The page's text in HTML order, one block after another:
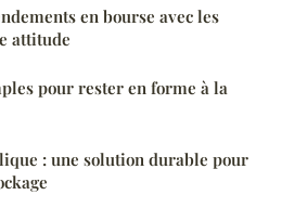
en bourse avec les
attitude
pour rester en forme à la
: une solution durable pour